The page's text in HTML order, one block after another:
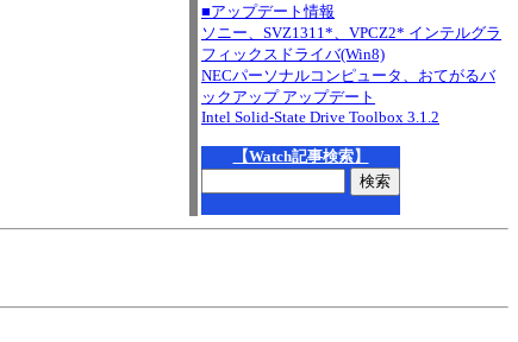
■アップデート情報
ソニー、SVZ1311*、VPCZ2* インテルグラ
フィックスドライバ(Win8)
NECパーソナルコンピュータ、おてがるバ
ックアップ アップデート
Intel Solid-State Drive Toolbox 3.1.2
【Watch記事検索】